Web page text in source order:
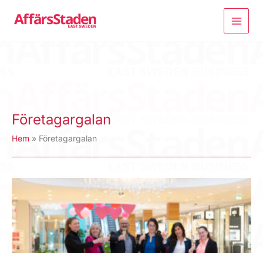
Företagargalan
Hem Företagargalan